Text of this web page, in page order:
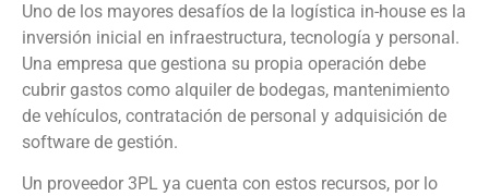
Uno de los mayores desafíos de la logística in-house es la
inversión inicial en infraestructura, tecnología y personal.
Una empresa que gestiona su propia operación debe
cubrir gastos como alquiler de bodegas, mantenimiento
de vehículos, contratación de personal y adquisición de
software de gestión.
Un proveedor 3PL ya cuenta con estos recursos, por lo